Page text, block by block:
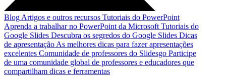
Blog Artigos e outros recursos Tutoriais do PowerPoint
Aprenda a trabalhar no PowerPoint da Microsoft Tutoriais do
Google Slides Descubra os segredos do Google Slides Dicas
de apresentação As melhores dicas para fazer apresentações
excelentes Comunidade de professores do Slidesgo Participe
de uma comunidade global de professores e educadores que
compartilham dicas e ferramentas